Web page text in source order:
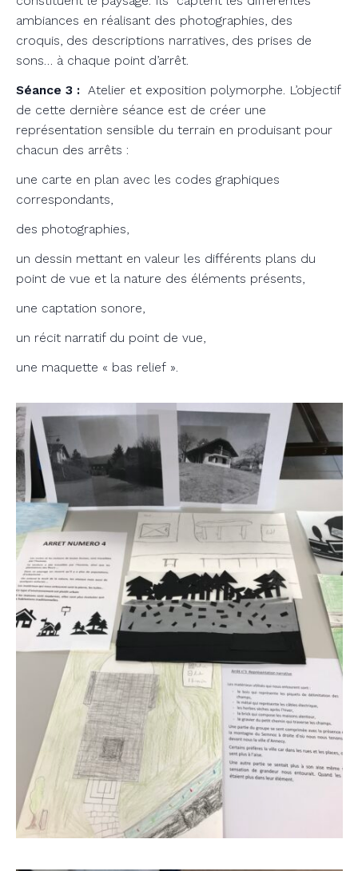
ambiances en réalisant des photographies, des
croquis, des descriptions narratives, des prises de
sons… à chaque point d’arrêt.
Séance 3 : Atelier et exposition polymorphe. L’objectif
de cette dernière séance est de créer une
représentation sensible du terrain en produisant pour
chacun des arrêts :
une carte en plan avec les codes graphiques
correspondants,
des photographies,
un dessin mettant en valeur les différents plans du
point de vue et la nature des éléments présents,
une captation sonore,
un récit narratif du point de vue,
une maquette « bas relief ».